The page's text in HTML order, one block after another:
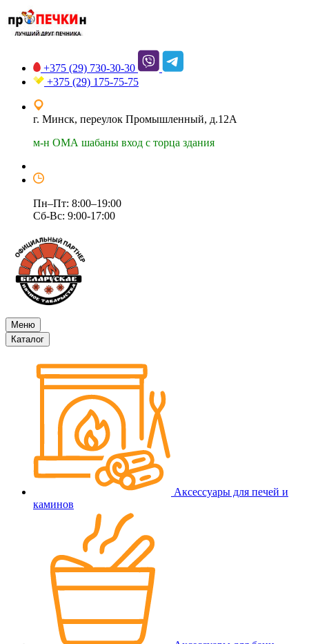
+375 (29) 730-30-30
+375 (29) 175-75-75
г. Минск, переулок Промышленный, д.12А
м-н ОМА шабаны вход с торца здания
Пн–Пт: 8:00–19:00
Сб-Вс: 9:00-17:00
Меню
Каталог
Аксессуары для печей и
каминов